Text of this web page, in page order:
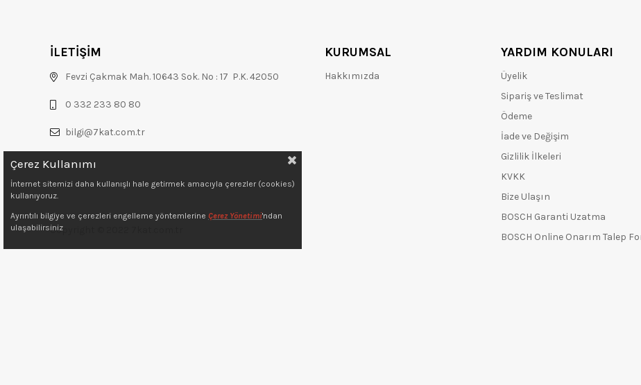
İLETİŞİM
Fevzi Çakmak Mah. 10643 Sok. No : 17 P.K. 42050
0 332 233 80 80
bilgi@7kat.com.tr
Copyright © 2022 7kat.com.tr
KURUMSAL
Hakkımızda
YARDIM KONULARI
Üyelik
Sipariş ve Teslimat
Ödeme
İade ve Değişim
Gizlilik İlkeleri
KVKK
Bize Ulaşın
BOSCH Garanti Uzatma
BOSCH Online Onarım Talep
Çerez Kullanımı
İnternet sitemizi daha kullanışlı hale getirmek amacıyla çerezler (cookies)
kullanıyoruz.
Ayrıntılı bilgiye ve çerezleri engelleme yöntemlerine Çerez Yönetimi'ndan
ulaşabilirsiniz